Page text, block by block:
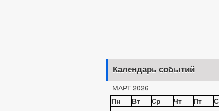
Календарь событий
МАРТ 2026
Пн
Вт Ср Чт Пт